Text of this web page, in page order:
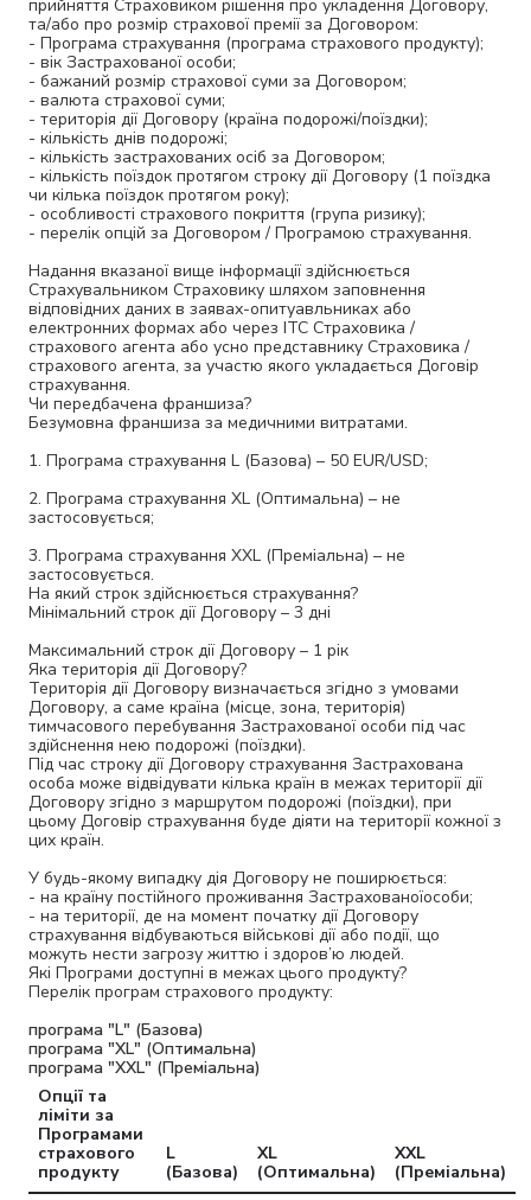
прийняття Страховиком рішення про укладення Договору,
та/або про розмір страхової премії за Договором:
- Програма страхування (програма страхового продукту);
- вік Застрахованої особи;
- бажаний розмір страхової суми за Договором;
- валюта страхової суми;
- територія дії Договору (країна подорожі/поїздки);
- кількість днів подорожі;
- кількість застрахованих осіб за Договором;
- кількість поїздок протягом строку дії Договору (1 поїздка
чи кілька поїздок протягом року);
- особливості страхового покриття (група ризику);
- перелік опцій за Договором / Програмою страхування.
Надання вказаної вище інформації здійснюється
Страхувальником Страховику шляхом заповнення
відповідних даних в заявах-опитуавльниках або
електронних формах або через ІТС Страховика /
страхового агента або усно представнику Страховика /
страхового агента, за участю якого укладається Договір
страхування.
Чи передбачена франшиза?
Безумовна франшиза за медичними витратами.
1. Програма страхування L (Базова) – 50 EUR/USD;
2. Програма страхування ХL (Оптимальна) – не
застосовується;
3. Програма страхування ХХL (Преміальна) – не
застосовується.
На який строк здійснюється страхування?
Мінімальний строк дії Договору – 3 дні
Максимальний строк дії Договору – 1 рік
Яка територія дії Договору?
Територія дії Договору визначається згідно з умовами
Договору, а саме країна (місце, зона, територія)
тимчасового перебування Застрахованої особи під час
здійснення нею подорожі (поїздки).
Під час строку дії Договору страхування Застрахована
особа може відвідувати кілька країн в межах території дії
Договору згідно з маршрутом подорожі (поїздки), при
цьому Договір страхування буде діяти на території кожної з
цих країн.
У будь-якому випадку дія Договору не поширюється:
- на країну постійного проживання Застрахованоїособи;
- на території, де на момент початку дії Договору
страхування відбуваються військові дії або події, що
можуть нести загрозу життю і здоров’ю людей.
Які Програми доступні в межах цього продукту?
Перелік програм страхового продукту:
програма "L" (Базова)
програма "XL" (Оптимальна)
програма "XXL" (Преміальна)
Опції та
ліміти за
Програмами
страхового
продукту
L
(Базова)
XL
(Оптимальна)
XXL
(Преміальна)